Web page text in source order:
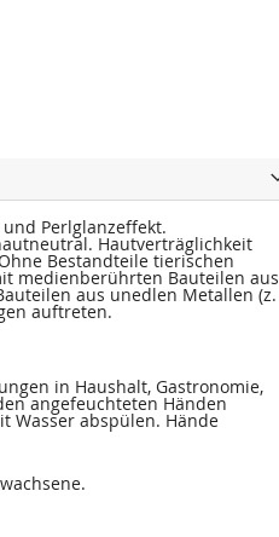
i
n
g
e
n
Perlglanzeffekt.
Hautverträglichkeit
Bestandteile tierischen
medienberührten Bauteilen aus
aus unedlen Metallen (z.
auftreten.
in Haushalt, Gastronomie,
angefeuchteten Händen
Wasser abspülen. Hände